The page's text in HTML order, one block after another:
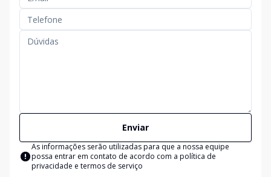
Enviar
As informações serão utilizadas para que a nossa equipe
possa entrar em contato de acordo com a política de
privacidade e termos de serviço